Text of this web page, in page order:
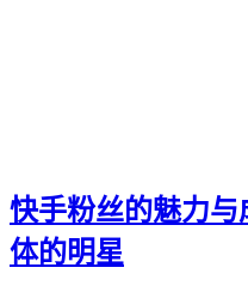
快手粉丝的魅力
体的明星